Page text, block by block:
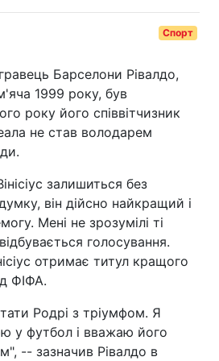
Спорт
Барселони Рівалдо,
1999 року, був
року його співвітчизник
не став володарем
залишиться без
він дійсно найкращий і
Мені не зрозумілі ті
голосування.
отримає титул кращого
ФІФА.
Родрі з тріумфом. Я
у футбол і вважаю його
-- зазначив Рівалдо в